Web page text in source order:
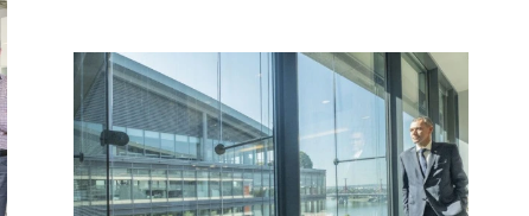
Vagy fedezze fel a következő témákat
Üzlet Pénz Legyél jobb!